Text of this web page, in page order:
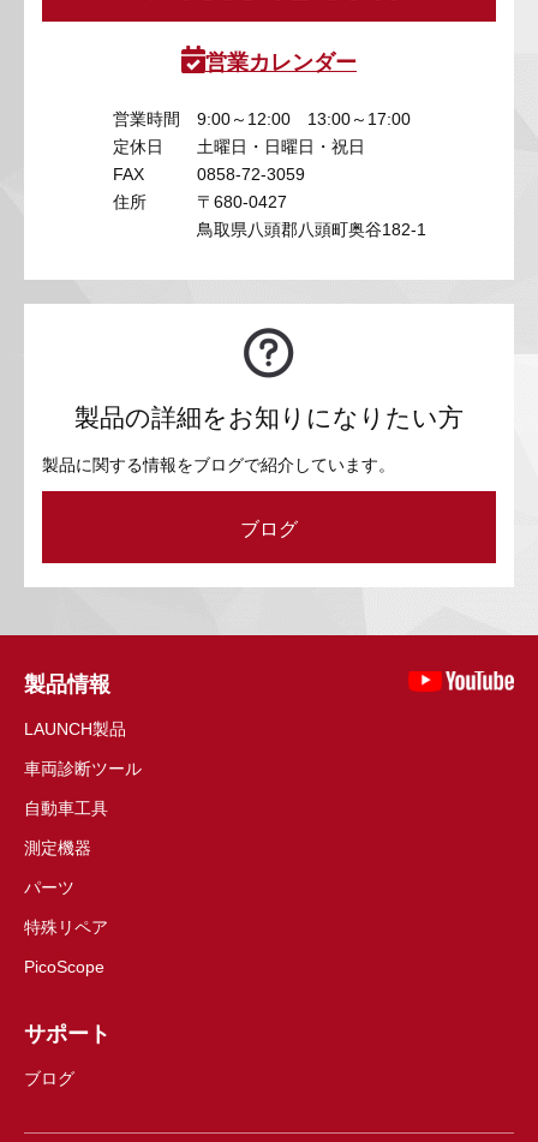
営業カレンダー
営業時間
9:00～12:00 13:00～17:00
定休日
土曜日・日曜日・祝日
FAX
0858-72-3059
住所
〒680-0427
鳥取県八頭郡八頭町奥谷182-1
製品の詳細をお知りになりたい方
製品に関する情報をブログで紹介しています。
ブログ
製品情報
LAUNCH製品
車両診断ツール
自動車工具
測定機器
パーツ
特殊リペア
PicoScope
サポート
ブログ